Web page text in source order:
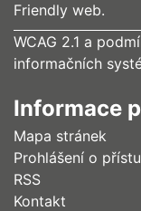
Friendly web.
WCAG 2.1 a
informačních
Informace
Mapa stránek
Prohlášení o
RSS
Kontakt